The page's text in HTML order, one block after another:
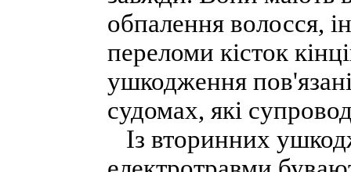
обпалення волосся,
переломи кісток
ушкодження
судомах, які
Із вторинних